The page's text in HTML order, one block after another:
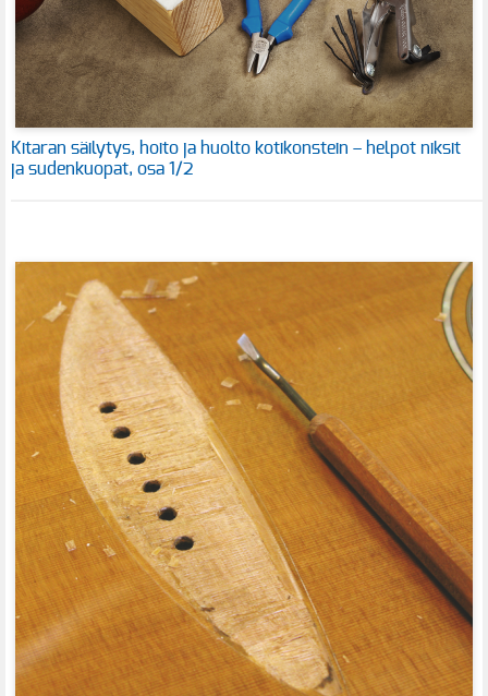
Kitaran säilytys, hoito ja huolto kotikonstein – helpot niksit
ja sudenkuopat, osa 1/2